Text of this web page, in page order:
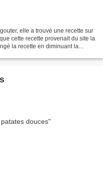
elle a trouvé une recette sur
cette recette provenait du site la
la recette en diminuant la